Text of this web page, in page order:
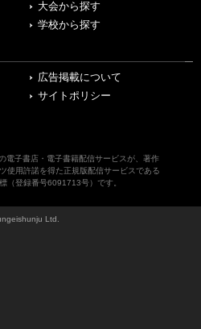
大会から探す
学校から探す
広告掲載について
サイトポリシー
電子書店・電子書籍配信サービスが、著作
使用許諾を得た正規版配信サービスである
（登録番号6091713号）です。
Ltd.